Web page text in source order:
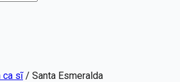
ca sĩ/ Santa Esmeralda